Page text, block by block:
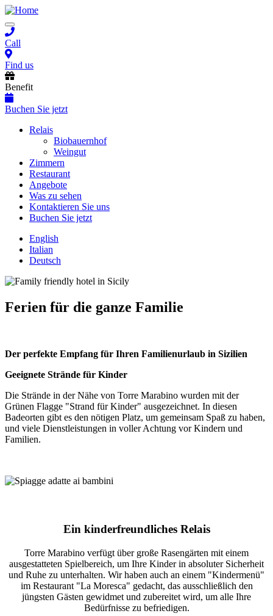
Skip
to
main
content
Toggle
navigation
Call
Find us
Benefit
Buchen Sie jetzt
Main
navigation
Relais
Biobauernhof
Weingut
Zimmern
Restaurant
Angebote
Was zu sehen
Kontaktieren Sie uns
Buchen Sie jetzt
English
Italian
Deutsch
Ferien für die ganze Familie
Der perfekte Empfang für Ihren Familienurlaub in Sizilien
Geeignete Strӓnde für Kinder
Die Strände in der Nähe von Torre Marabino wurden mit der
Grünen Flagge "Strand für Kinder" ausgezeichnet. In diesen
Badeorten gibt es den nötigen Platz, um gemeinsam Spaß zu haben,
und viele Dienstleistungen in voller Achtung vor Kindern und
Familien.
Ein kinderfreundliches Relais
Torre Marabino verfügt über große Rasengärten mit einem
ausgestatteten Spielbereich, um Ihre Kinder in absoluter Sicherheit
und Ruhe zu unterhalten. Wir haben auch an einem "Kindermenü"
im Restaurant "La Moresca" gedacht, das ausschließlich den
jüngsten Gästen gewidmet und zubereitet wird, um alle Ihre
Bedürfnisse zu befriedigen.